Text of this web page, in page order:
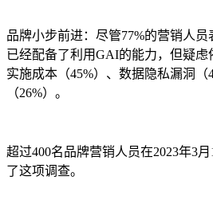
品牌小步前进：尽管77%的营销人
已经配备了利用GAI的能力，但疑
实施成本（45%）、数据隐私漏洞
（26%）。
超过400名品牌营销人员在2023年3
了这项调查。